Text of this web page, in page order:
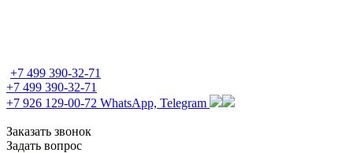
+7 499 390-32-71
+7 499 390-32-71
+7 926 129-00-72 WhatsApp, Telegram
Заказать звонок
Задать вопрос